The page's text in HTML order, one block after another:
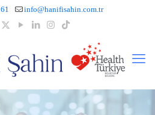
info@hanifisahin.com.tr